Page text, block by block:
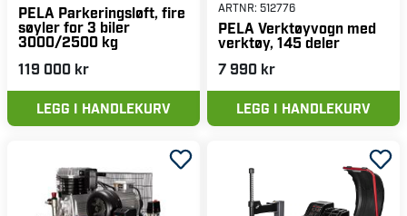
PELA Parkeringsløft, fire
søyler for 3 biler
3000/2500 kg
119 000 kr
LEGG I HANDLEKURV
ARTNR: 512776
PELA Verktøyvogn med
verktøy, 145 deler
7 990 kr
LEGG I HANDLEKURV